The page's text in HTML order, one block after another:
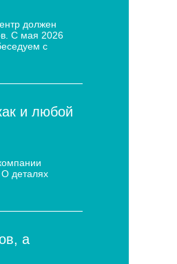
должен
С мая 2026
с
и любой
деталях
а